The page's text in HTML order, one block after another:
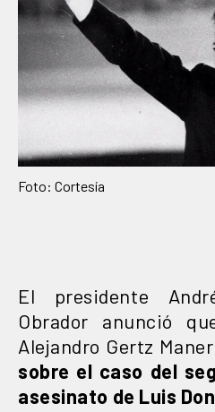
Foto: Cortesía
El presidente
Obrador anunció
Alejandro Gertz
sobre el caso del
asesinato de Luis